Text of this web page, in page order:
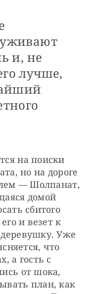
и, не
лучше,
на поиски
но на дороге
— Шолпанат,
домой
сбитого
и везет к
Уже
что
а гость с
от шока,
план, как